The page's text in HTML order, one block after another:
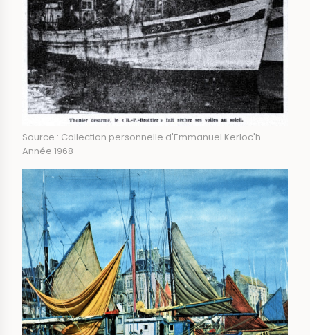
Source : Collection personnelle d'Emmanuel Kerloc'h -
Année 1968